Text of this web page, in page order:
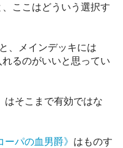
ここはどういう選択す
、メインデッキには
れるのがいいと思ってい
はそこまで有効ではな
ーパの血男爵》 はものす